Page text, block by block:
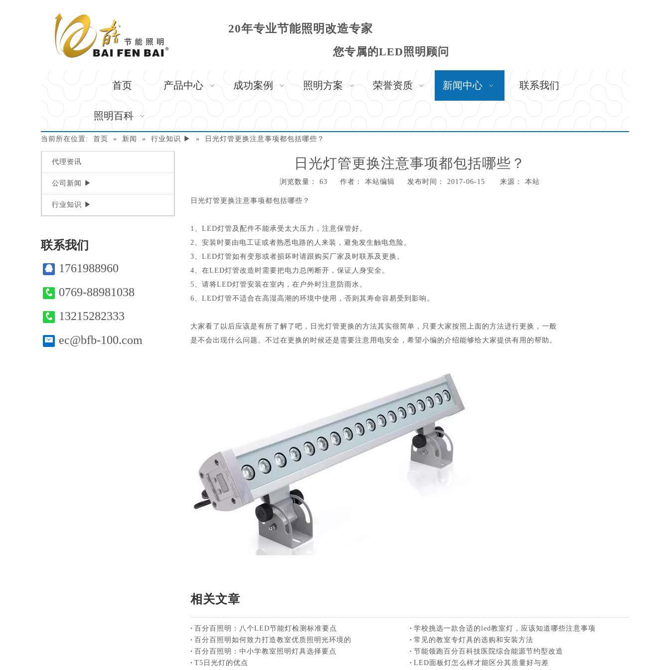
20年专业节能照明改造专家
您专属的LED照明顾问
首页 产品中心 成功案例 照明方案 荣誉资质 新闻中心 联系我们
照明百科
当前所在位置: 首页 » 新闻 » 行业知识 ▶ » 日光灯管更换注意事项都包括哪些？
代理资讯
公司新闻 ▶
行业知识 ▶
联系我们
1761988960
0769-88981038
13215282333
ec@bfb-100.com
日光灯管更换注意事项都包括哪些？
浏览数量： 63 作者： 本站编辑 发布时间： 2017-06-15 来源： 本站
["wechat","weibo","qzone","douban","email"]
日光灯管更换注意事项都包括哪些？
1、LED灯管及配件不能承受太大压力，注意保管好。
2、安装时要由电工证或者熟悉电路的人来装，避免发生触电危险。
3、LED灯管如有变形或者损坏时请跟购买厂家及时联系及更换。
4、在LED灯管改造时需要把电力总闸断开，保证人身安全。
5、请将LED灯管安装在室内，在户外时注意防雨水。
6、LED灯管不适合在高湿高潮的环境中使用，否则其寿命容易受到影响。
大家看了以后应该是有所了解了吧，日光灯管更换的方法其实很简单，只要大家按照上面的方法进行更换，一般
是不会出现什么问题。不过在更换的时候还是需要注意用电安全，希望小编的介绍能够给大家提供有用的帮助。
相关文章
百分百照明：八个LED节能灯检测标准要点
学校挑选一款合适的led教室灯，应该知道哪些注意事项
百分百照明如何致力打造教室优质照明光环境的
常见的教室专灯具的选购和安装方法
百分百照明：中小学教室照明灯具选择要点
节能领跑百分百科技医院综合能源节约型改造
T5日光灯的优点
LED面板灯怎么样才能区分其质量好与差